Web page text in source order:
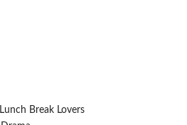
Lunch Break Lovers